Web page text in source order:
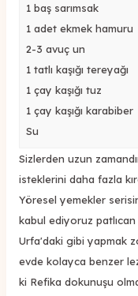
1 baş sarımsak
1 adet ekmek hamuru
2-3 avuç un
1 tatlı kaşığı tereyağı
1 çay kaşığı tuz
1 çay kaşığı karabiber
Su
Sizlerden uzun
isteklerini daha fazla
Yöresel yemekler
kabul ediyoruz patlıcan
Urfa'daki gibi yapmak
evde kolayca benzer
ki Refika dokunuşu